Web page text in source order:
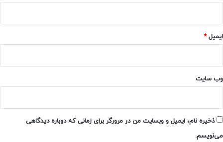
ایمیل*
وب‌ سایت
ذخیره نام، ایمیل و وبسایت من در مرورگر برای زمانی که دوباره دیدگاهی
می‌نویسم.